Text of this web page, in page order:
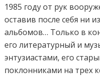
1985 году от рук
оставив после себя ни
альбомов… Только в
его литературный и
энтузиастами, его
поклонниками на трех